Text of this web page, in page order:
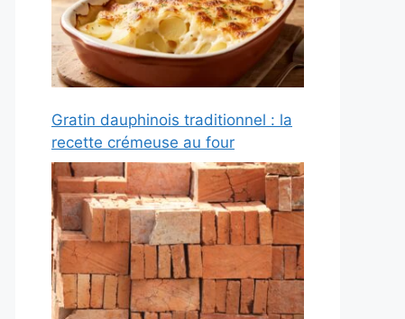
Gratin dauphinois traditionnel : la
recette crémeuse au four